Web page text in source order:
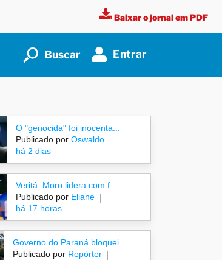
Baixar o jornal em PDF
Buscar Entrar
O "genocida" foi inocenta...
Publicado por Oswaldo
há 2 dias
Veritá: Moro lidera com f...
Publicado porEliane
há 17 horas
Governo do Paraná bloquei...
Publicado porRepórter